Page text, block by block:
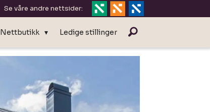
Se våre andre nettsider:
Nettbutikk Ledige stillinger